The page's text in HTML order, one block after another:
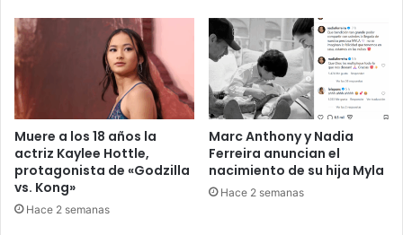
Muere a los 18 años la
actriz Kaylee Hottle,
protagonista de «Godzilla
vs. Kong»
Hace 2 semanas
Marc Anthony y Nadia
Ferreira anuncian el
nacimiento de su hija Myla
Hace 2 semanas